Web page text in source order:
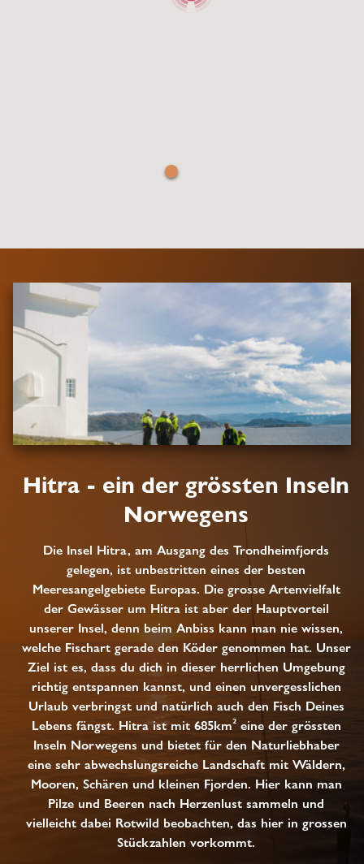
Hitra - ein der grössten Inseln
Norwegens
Die Insel Hitra, am Ausgang des Trondheimfjords
gelegen, ist unbestritten eines der besten
Meeresangelgebiete Europas. Die grosse Artenvielfalt
der Gewässer um Hitra ist aber der Hauptvorteil
unserer Insel, denn beim Anbiss kann man nie wissen,
welche Fischart gerade den Köder genommen hat. Unser
Ziel ist es, dass du dich in dieser herrlichen Umgebung
richtig entspannen kannst, und einen unvergesslichen
Urlaub verbringst und natürlich auch den Fisch Deines
Lebens fängst. Hitra ist mit 685km² eine der grössten
Inseln Norwegens und bietet für den Naturliebhaber
eine sehr abwechslungsreiche Landschaft mit Wäldern,
Mooren, Schären und kleinen Fjorden. Hier kann man
Pilze und Beeren nach Herzenlust sammeln und
vielleicht dabei Rotwild beobachten, das hier in grossen
Stückzahlen vorkommt.